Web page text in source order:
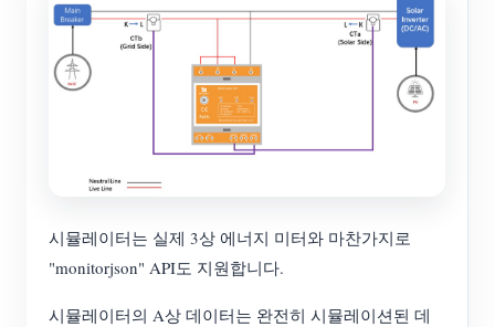
시뮬레이터는 실제 3상 에너지 미터와 마찬가지로
"monitorjson" API도 지원합니다.
시뮬레이터의 A상 데이터는 완전히 시뮬레이션된 데